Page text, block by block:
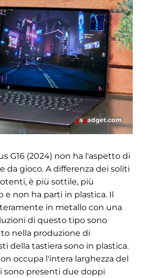
G16 (2024) non ha l'aspetto di
da gioco. A differenza dei soliti
è più sottile, più
e non ha parti in plastica. Il
in metallo con una
di questo tipo sono
nella produzione di
della tastiera sono in plastica.
occupa l'intera larghezza del
sono presenti due doppi